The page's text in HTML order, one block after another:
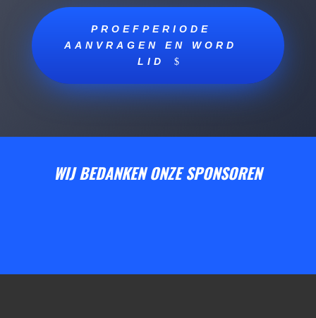
PROEFPERIODE
AANVRAGEN EN WORD
LID
WIJ BEDANKEN ONZE SPONSOREN